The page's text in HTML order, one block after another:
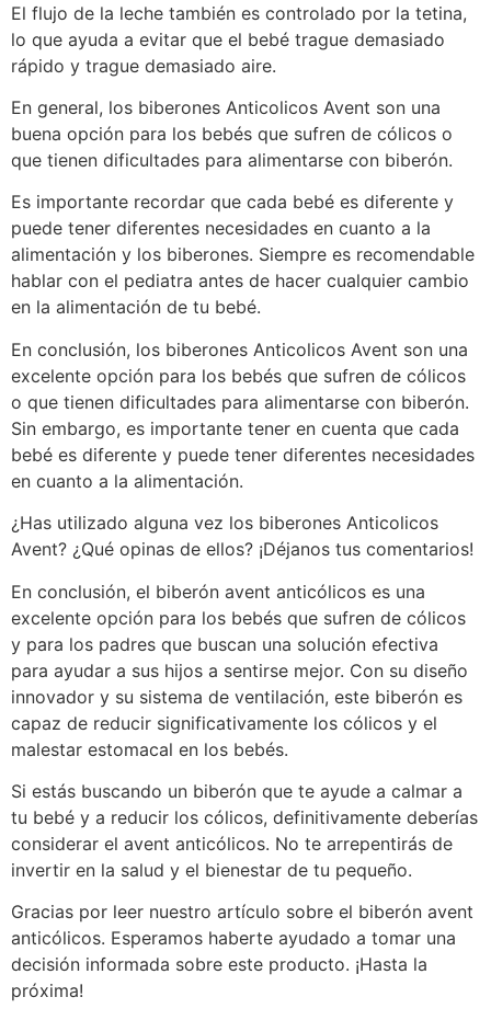
El flujo de la leche también es controlado por la tetina,
lo que ayuda a evitar que el bebé trague demasiado
rápido y trague demasiado aire.
En general, los biberones Anticolicos Avent son una
buena opción para los bebés que sufren de cólicos o
que tienen dificultades para alimentarse con biberón.
Es importante recordar que cada bebé es diferente y
puede tener diferentes necesidades en cuanto a la
alimentación y los biberones. Siempre es recomendable
hablar con el pediatra antes de hacer cualquier cambio
en la alimentación de tu bebé.
En conclusión, los biberones Anticolicos Avent son una
excelente opción para los bebés que sufren de cólicos
o que tienen dificultades para alimentarse con biberón.
Sin embargo, es importante tener en cuenta que cada
bebé es diferente y puede tener diferentes necesidades
en cuanto a la alimentación.
¿Has utilizado alguna vez los biberones Anticolicos
Avent? ¿Qué opinas de ellos? ¡Déjanos tus comentarios!
En conclusión, el biberón avent anticólicos es una
excelente opción para los bebés que sufren de cólicos
y para los padres que buscan una solución efectiva
para ayudar a sus hijos a sentirse mejor. Con su diseño
innovador y su sistema de ventilación, este biberón es
capaz de reducir significativamente los cólicos y el
malestar estomacal en los bebés.
Si estás buscando un biberón que te ayude a calmar a
tu bebé y a reducir los cólicos, definitivamente deberías
considerar el avent anticólicos. No te arrepentirás de
invertir en la salud y el bienestar de tu pequeño.
Gracias por leer nuestro artículo sobre el biberón avent
anticólicos. Esperamos haberte ayudado a tomar una
decisión informada sobre este producto. ¡Hasta la
próxima!